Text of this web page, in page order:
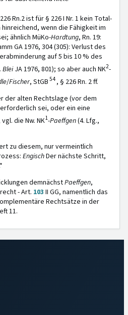
Rn.2 ist für § 226 I Nr. 1 kein Total-
wenn die Fähigkeit im
ähnlich MüKo-Hardtung, Rn. 19:
GA 1976, 304 (305): Verlust des
auf 5 bis 10 % des
BleiJA 1976, 801); so aber auch NK2-
/Fischer, StGB54, § 226 Rn. 2 ff.
der alten Rechtslage (vor dem
sei, oder ein eine
die Nw. NK1-Paeffgen(4. Lfg.,
zu diesem, nur vermeintlich
EngischDer nächste Schritt,
demnächstPaeffgen,
- Art. 103 II GG, namentlich das
Rechtsätze in der
11.